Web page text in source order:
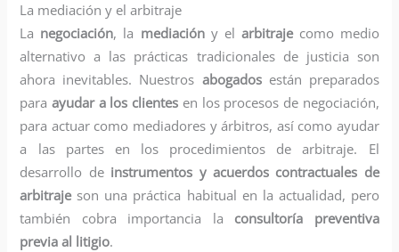
La mediación y el arbitraje
La negociación, la mediacióny el arbitrajecomo medio
alternativo a las prácticas tradicionales de justicia son
ahora inevitables. Nuestros abogadosestán preparados
paraayudar a los clientes en los procesos de negociación,
para actuar como mediadores y árbitros, así como ayudar
a las partes en los procedimientos de arbitraje. El
desarrollo de instrumentos y acuerdos contractuales de
arbitrajeson una práctica habitual en la actualidad, pero
también cobra importancia la consultoría preventiva
previa al litigio.